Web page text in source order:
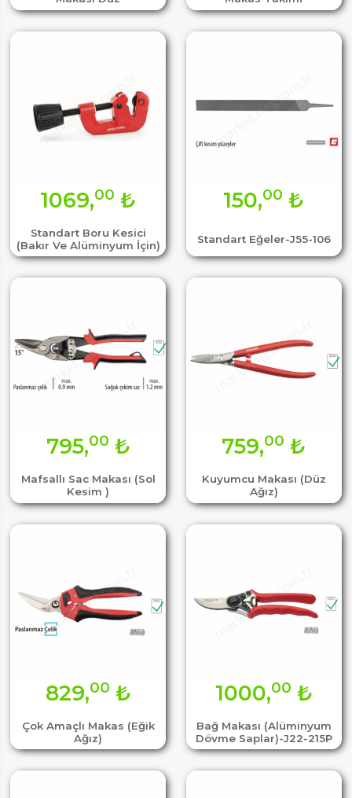
Standart Boru Kesici
(Bakır Ve Alüminyum İçin)
1069,00 ₺
Standart Eğeler-J55-106
150,00 ₺
Mafsallı Sac Makası (Sol
Kesim )
795,00 ₺
Kuyumcu Makası (Düz
Ağız)
759,00 ₺
Çok Amaçlı Makas (Eğik
Ağız)
829,00 ₺
Bağ Makası (Alüminyum
Dövme Saplar)-J22-215P
1000,00 ₺